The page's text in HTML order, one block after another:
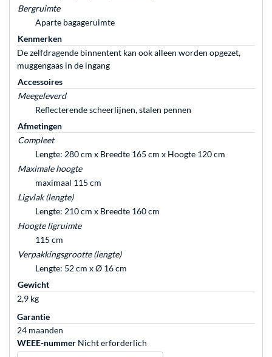
Bergruimte
Aparte bagageruimte
Kenmerken
De zelfdragende binnentent kan ook alleen worden opgezet,
muggengaas in de ingang
Accessoires
Meegeleverd
Reflecterende scheerlijnen, stalen pennen
Afmetingen
Compleet
Lengte: 280 cm x Breedte 165 cm x Hoogte 120 cm
Maximale hoogte
maximaal 115 cm
Ligvlak (lengte)
Lengte: 210 cm x Breedte 160 cm
Hoogte ligruimte
115 cm
Verpakkingsgrootte (lengte)
Lengte: 52 cm x Ø 16 cm
Gewicht
2,9 kg
Garantie
24 maanden
WEEE-nummer Nicht erforderlich